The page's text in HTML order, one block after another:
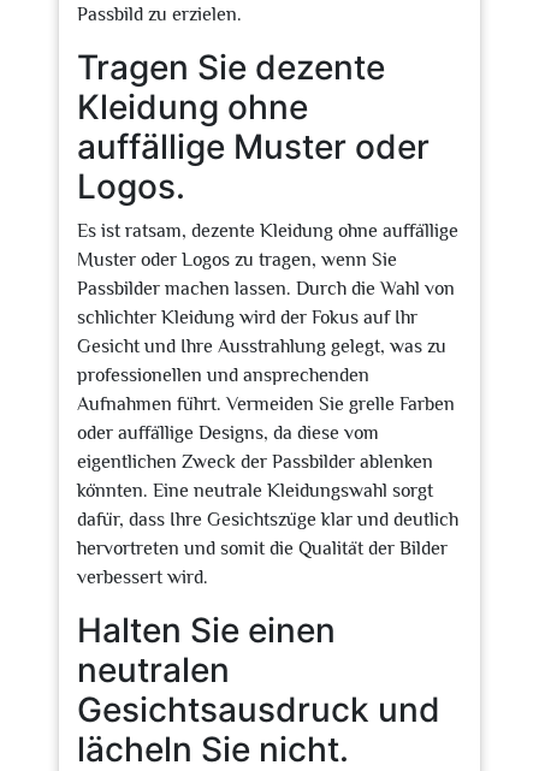
Passbild zu erzielen.
Tragen Sie dezente
Kleidung ohne
auffällige Muster oder
Logos.
Es ist ratsam, dezente Kleidung ohne auffällige
Muster oder Logos zu tragen, wenn Sie
Passbilder machen lassen. Durch die Wahl von
schlichter Kleidung wird der Fokus auf Ihr
Gesicht und Ihre Ausstrahlung gelegt, was zu
professionellen und ansprechenden
Aufnahmen führt. Vermeiden Sie grelle Farben
oder auffällige Designs, da diese vom
eigentlichen Zweck der Passbilder ablenken
könnten. Eine neutrale Kleidungswahl sorgt
dafür, dass Ihre Gesichtszüge klar und deutlich
hervortreten und somit die Qualität der Bilder
verbessert wird.
Halten Sie einen
neutralen
Gesichtsausdruck und
lächeln Sie nicht.